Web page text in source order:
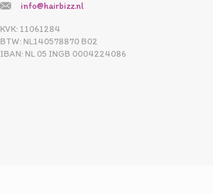
info@hairbizz.nl
KVK: 11061284
BTW: NL140578870 B02
IBAN: NL 05 INGB 0004224086